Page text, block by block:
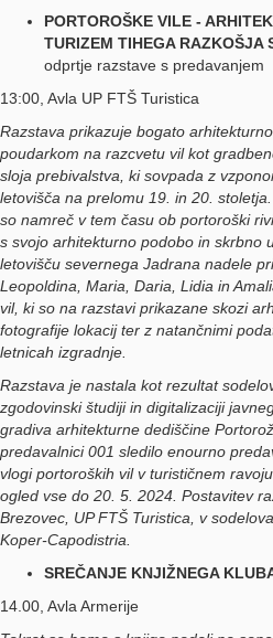
PORTOROŠKE VILE -
TURIZEM TIHEGA RAZKOŠJA
odprtje razstave s predavanjem
13:00, Avla UP FTŠ Turistica
Razstava prikazuje bogato
poudarkom na razcvetu vil kot
sloja prebivalstva, ki sovpada z
letovišča na prelomu 19. in 20.
so namreč v tem času ob portoroški
s svojo arhitekturno podobo in skrbno
letovišču severnega Jadrana nadele
Leopoldina, Maria, Daria, Lidia in
vil, ki so na razstavi prikazane skozi
fotografije lokacij ter z natančnimi
letnicah izgradnje.
Razstava je nastala kot rezultat
zgodovinski študiji in digitalizaciji
gradiva arhitekturne dediščine
predavalnici 001 sledilo enourno
vlogi portoroških vil v turističnem
ogled vse do 20. 5. 2024. Postavitev
Brezovec, UP FTŠ Turistica, v
Koper-Capodistria.
SREČANJE KNJIŽNEGA
14.00, Avla Armerije